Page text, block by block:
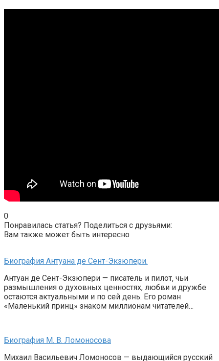
0
Понравилась статья? Поделиться с друзьями:
Вам также может быть интересно
Биография Антуана де Сент-Экзюпери.
Антуан де Сент-Экзюпери — писатель и пилот, чьи
размышления о духовных ценностях, любви и дружбе
остаются актуальными и по сей день. Его роман
«Маленький принц» знаком миллионам читателей…
Биография М. В. Ломоносова
Михаил Васильевич Ломоносов — выдающийся русский